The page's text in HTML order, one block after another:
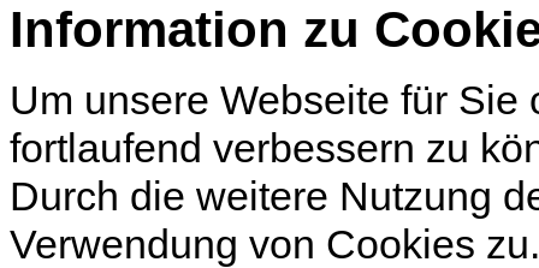
Information zu
Um unsere Webseite für
fortlaufend verbessern zu
Durch die weitere Nutzung
Verwendung von Cookies